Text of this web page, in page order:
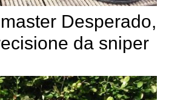
Desperado,
da sniper